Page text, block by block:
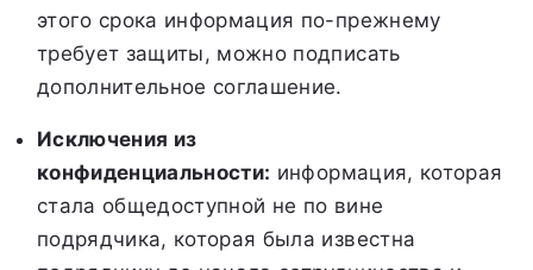
этого срока информация по-прежнему
требует защиты, можно подписать
дополнительное соглашение.
Исключения из
конфиденциальности: информация, которая
стала общедоступной не по вине
подрядчика, которая была известна